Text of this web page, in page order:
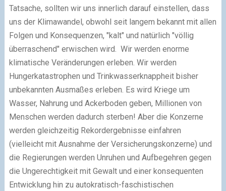
Tatsache, sollten wir uns innerlich darauf einstellen, dass
uns der Klimawandel, obwohl seit langem bekannt mit allen
Folgen und Konsequenzen, "kalt" und natürlich "völlig
überraschend" erwischen wird. Wir werden enorme
klimatische Veränderungen erleben. Wir werden
Hungerkatastrophen und Trinkwasserknappheit bisher
unbekannten Ausmaßes erleben. Es wird Kriege um
Wasser, Nahrung und Ackerboden geben, Millionen von
Menschen werden dadurch sterben! Aber die Konzerne
werden gleichzeitig Rekordergebnisse einfahren
(vielleicht mit Ausnahme der Versicherungskonzerne) und
die Regierungen werden Unruhen und Aufbegehren gegen
die Ungerechtigkeit mit Gewalt und einer konsequenten
Entwicklung hin zu autokratisch-faschistischen